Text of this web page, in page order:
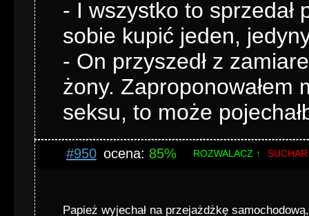
- I wszystko to sprzedał
sobie kupić jeden,
- On przyszedł z
żony. Zaproponowałem
seksu, to może
#950 ocena: 85% ROZWALACZ ↑
Papież wyjechał na przejażdżkę